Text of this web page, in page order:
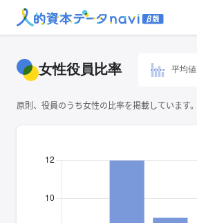
女性役員比率 平均値
原則、役員のうち女性の比率を掲載しています。